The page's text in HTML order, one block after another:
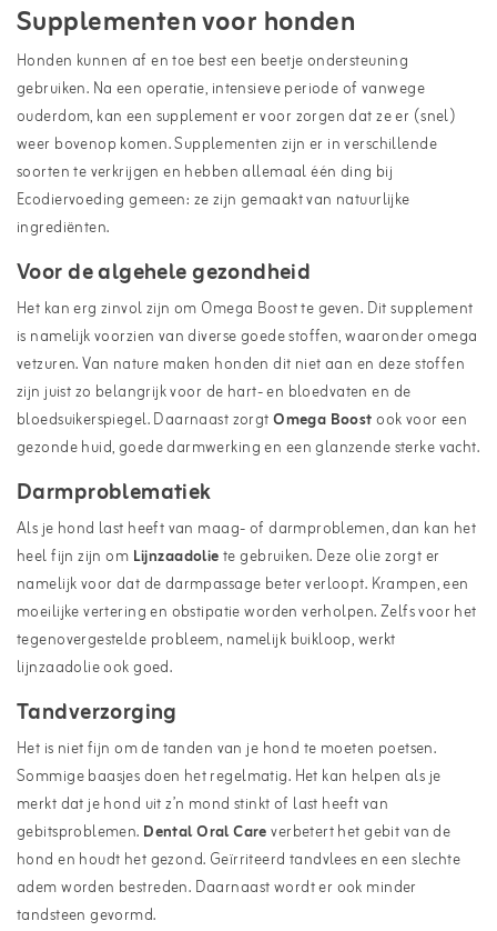
Supplementen voor honden
Honden kunnen af en toe best een beetje ondersteuning
gebruiken. Na een operatie, intensieve periode of vanwege
ouderdom, kan een supplement er voor zorgen dat ze er (snel)
weer bovenop komen. Supplementen zijn er in verschillende
soorten te verkrijgen en hebben allemaal één ding bij
Ecodiervoeding gemeen: ze zijn gemaakt van natuurlijke
ingrediënten.
Voor de algehele gezondheid
Het kan erg zinvol zijn om Omega Boost te geven. Dit supplement
is namelijk voorzien van diverse goede stoffen, waaronder omega
vetzuren. Van nature maken honden dit niet aan en deze stoffen
zijn juist zo belangrijk voor de hart- en bloedvaten en de
bloedsuikerspiegel. Daarnaast zorgtOmega Boostook voor een
gezonde huid, goede darmwerking en een glanzende sterke vacht.
Darmproblematiek
Als je hond last heeft van maag- of darmproblemen, dan kan het
heel fijn zijn om Lijnzaadoliete gebruiken. Deze olie zorgt er
namelijk voor dat de darmpassage beter verloopt. Krampen, een
moeilijke vertering en obstipatie worden verholpen. Zelfs voor het
tegenovergestelde probleem, namelijk buikloop, werkt
lijnzaadolie ook goed.
Tandverzorging
Het is niet fijn om de tanden van je hond te moeten poetsen.
Sommige baasjes doen het regelmatig. Het kan helpen als je
merkt dat je hond uit z’n mond stinkt of last heeft van
gebitsproblemen. Dental Oral Careverbetert het gebit van de
hond en houdt het gezond. Geïrriteerd tandvlees en een slechte
adem worden bestreden. Daarnaast wordt er ook minder
tandsteen gevormd.